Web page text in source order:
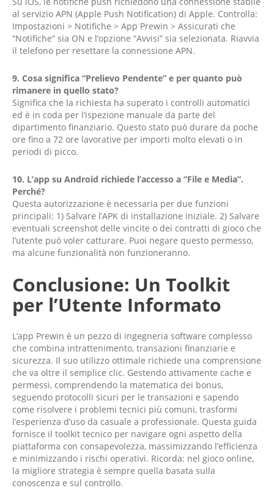
al servizio APN (Apple Push Notification) di Apple. Controlla:
Impostazioni > Notifiche > App Prewin > Assicurati che
“Notifiche” sia ON e l’opzione “Avvisi” sia selezionata. Riavvia
il telefono per resettare la connessione APN.
9. Cosa significa “Prelievo Pendente” e per quanto può
rimanere in quello stato?
Significa che la richiesta ha superato i controlli automatici
ed è in coda per l’ispezione manuale da parte del
dipartimento finanziario. Questo stato può durare da poche
ore fino a 72 ore lavorative per importi molto elevati o in
periodi di picco.
10. L’app su Android richiede l’accesso a “File e Media”.
Perché?
Questa autorizzazione è necessaria per due funzioni
principali: 1) Salvare l’APK di installazione iniziale. 2) Salvare
eventuali screenshot delle vincite o dei contratti di gioco che
l’utente può voler catturare. Puoi negare questo permesso,
ma alcune funzionalità non funzioneranno.
Conclusione: Un Toolkit
per l’Utente Informato
L’app Prewin è un pezzo di ingegneria software complesso
che combina intrattenimento, transazioni finanziarie e
sicurezza. Il suo utilizzo ottimale richiede una comprensione
che va oltre il semplice clic. Gestendo attivamente cache e
permessi, comprendendo la matematica dei bonus,
seguendo protocolli sicuri per le transazioni e sapendo
come risolvere i problemi tecnici più comuni, trasformi
l’esperienza d’uso da casuale a professionale. Questa guida
fornisce il toolkit tecnico per navigare ogni aspetto della
piattaforma con consapevolezza, massimizzando l’efficienza
e minimizzando i rischi operativi. Ricorda: nel gioco online,
la migliore strategia è sempre quella basata sulla
conoscenza e sul controllo.